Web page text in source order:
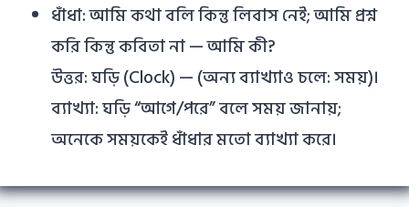
ধাঁধা: আমি কথা বলি কিন্তু লিবাস নেই; আমি প্রশ্ন
করি কিন্তু কবিতা না — আমি কী?
উত্তর: ঘড়ি (Clock) — (অন্য ব্যাখ্যাও চলে: সময়)।
ব্যাখ্যা: ঘড়ি “আগে/পরে” বলে সময় জানায়;
অনেকে সময়কেই ধাঁধার মতো ব্যাখ্যা করে।